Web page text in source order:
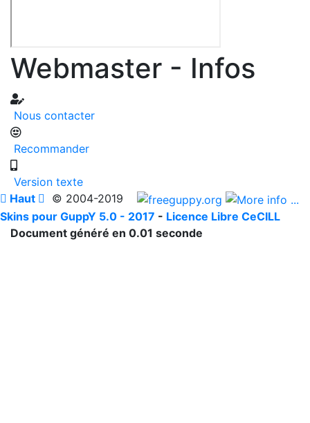
Webmaster - Infos
Nous contacter
Recommander
Version texte
 Haut  © 2004-2019
Skins pour GuppY 5.0 - 2017 - Licence Libre CeCILL
Document généré en 0.01 seconde